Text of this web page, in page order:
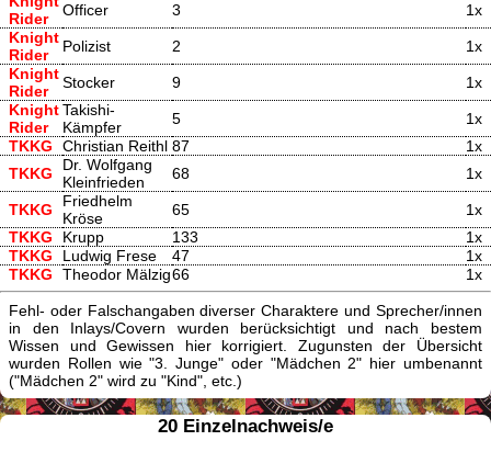
Rider
Officer 3
1x
Knight
Rider
Polizist 2
1x
Knight
Rider
Stocker 9
1x
Knight
Rider
Takishi-
Kämpfer
5
1x
TKKG
Christian Reithl 87
1x
TKKG
Dr. Wolfgang
Kleinfrieden
68 1x
TKKG
Friedhelm
Kröse
65
1x
TKKG
Krupp 133
1x
TKKG
Ludwig Frese 47
1x
TKKG
Theodor Mälzig66 1x
Fehl- oder Falschangaben diverser Charaktere und Sprecher/innen
in den Inlays/Covern wurden berücksichtigt und nach bestem
Wissen und Gewissen hier korrigiert. Zugunsten der Übersicht
wurden Rollen wie "3. Junge" oder "Mädchen 2" hier umbenannt
("Mädchen 2" wird zu "Kind", etc.)
20 Einzelnachweis/e